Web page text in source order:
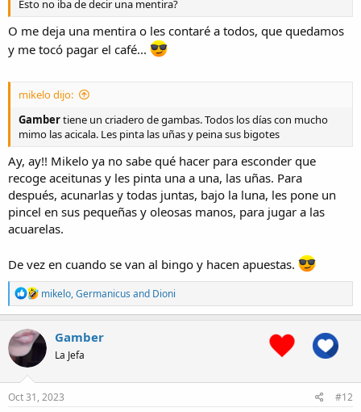
Esto no iba de decir una mentira?
O me deja una mentira o les contaré a todos, que quedamos
y me tocó pagar el café...
mikelo dijo:
Gambertiene un criadero de gambas. Todos los días con mucho
mimo las acicala. Les pinta las uñas y peina sus bigotes
Ay, ay!! Mikelo ya no sabe qué hacer para esconder que
recoge aceitunas y les pinta una a una, las uñas. Para
después, acunarlas y todas juntas, bajo la luna, les pone un
pincel en sus pequeñas y oleosas manos, para jugar a las
acuarelas.
De vez en cuando se van al bingo y hacen apuestas.
R
e
a
c
t
i
n
s
mikelo,Germanicus and Dioni
Gamber
La Jefa
Oct 31, 2023 #12